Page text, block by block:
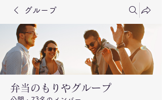
グループ
弁当のもりやグループ